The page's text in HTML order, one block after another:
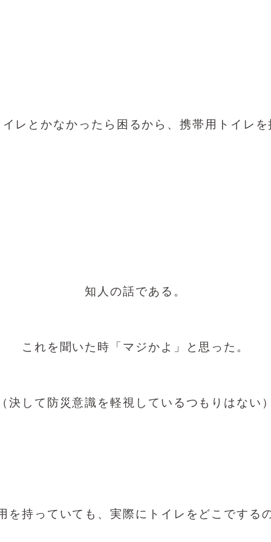
レとかなかったら困るから、携帯用トイレを
知人の話である。
これを聞いた時「マジかよ」と思った。
決して防災意識を軽視しているつもりはない）
を持っていても、実際にトイレをどこでする